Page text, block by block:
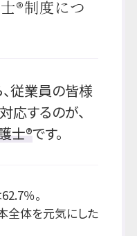
®制度につ
従業員の皆様
応するのが、
士®です。
％。
全体を元気にした